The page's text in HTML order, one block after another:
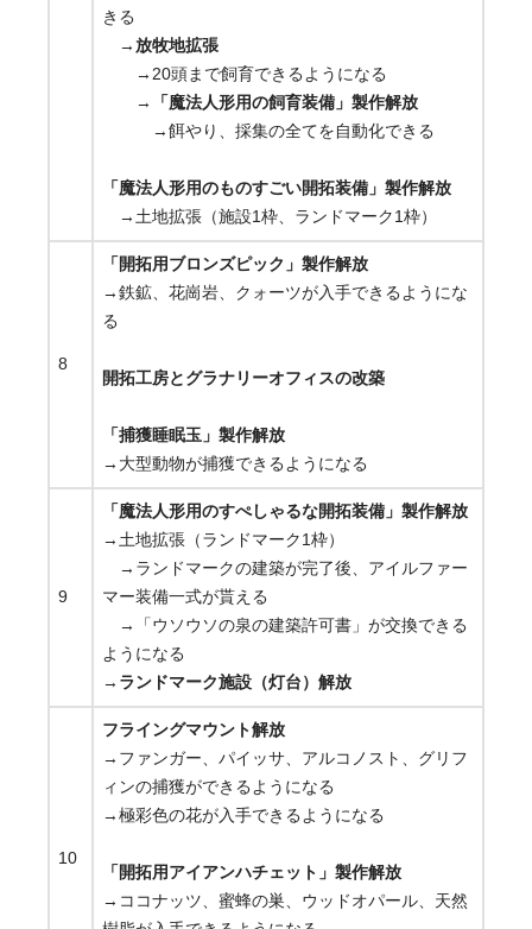
きる
→ 放牧地拡張
→20頭まで飼育できるようになる
→
「魔法人形用の飼育装備」製作解放
→餌やり、採集の全てを自動化できる
「魔法人形用のものすごい開拓装備」製作解放
→土地拡張（施設1枠、ランドマーク1枠）
8
「開拓用ブロンズピック」製作解放
→鉄鉱、花崗岩、クォーツが入手できるようにな
る
開拓工房とグラナリーオフィスの改築
「捕獲睡眠玉」製作解放
→大型動物が捕獲できるようになる
9
「魔法人形用のすぺしゃるな開拓装備」製作解放
→土地拡張（ランドマーク1枠）
→ランドマークの建築が完了後、アイルファー
マー装備一式が貰える
→「ウソウソの泉の建築許可書」が交換できる
ようになる
→ ランドマーク施設（灯台）解放
10
フライングマウント解放
→ファンガー、パイッサ、アルコノスト、グリフ
ィンの捕獲ができるようになる
→極彩色の花が入手できるようになる
「開拓用アイアンハチェット」製作解放
→ココナッツ、蜜蜂の巣、ウッドオパール、天然